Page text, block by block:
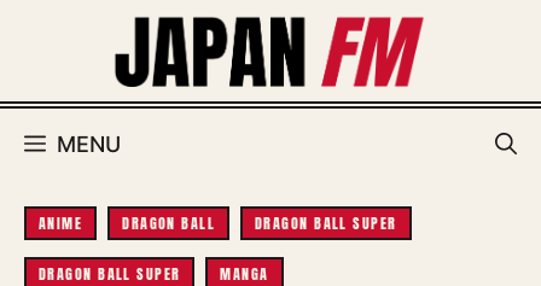
MENU
ANIME DRAGON BALL DRAGON BALL SUPER
DRAGON BALL SUPER MANGA